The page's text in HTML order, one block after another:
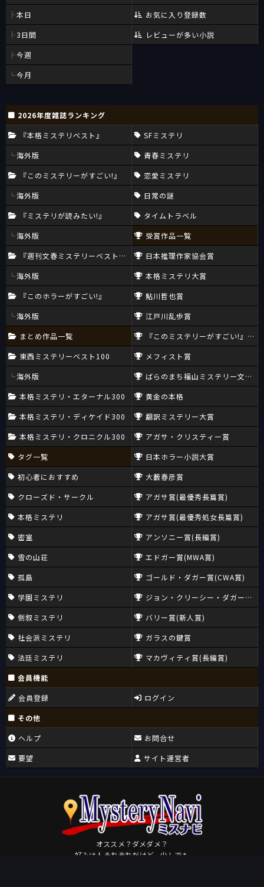
本日
3日間
今週
今月
お気に入り登録数
レビューが多い小説
2026年度雑誌ランキング
『本格ミステリベスト』
海外版
『このミステリーがすごい!』
海外版
『ミステリが読みたい!』
海外版
『週刊文春ミステリーベスト10』
海外版
『このホラーがすごい!』
海外版
まとめ作品一覧
東西ミステリーベスト100
海外版
本格ミステリ・エターナル300
本格ミステリ・ディケイド300
本格ミステリ・クロニクル300
タグ一覧
初心者におすすめ
クローズド・サークル
本格ミステリ
密室
雪の山荘
孤島
学園ミステリ
倒叙ミステリ
社会派ミステリ
法廷ミステリ
SFミステリ
青春ミステリ
恋愛ミステリ
日常の謎
タイムトラベル
受賞作品一覧
日本推理作家協会賞
本格ミステリ大賞
鮎川哲也賞
江戸川乱歩賞
『このミステリーがすごい!』大賞
メフィスト賞
ばらのまち福山ミステリー文学新
黄金の本格
翻訳ミステリー大賞
アガサ・クリスティー賞
日本ホラー小説大賞
大藪春彦賞
アガサ賞(最優秀長篇賞)
アガサ賞(最優秀処女長篇賞)
アンソニー賞(長編賞)
エドガー賞(MWA賞)
ゴールド・ダガー賞(CWA賞)
ジョン・クリーシー・ダガー賞
バリー賞(新人賞)
ガラスの鍵賞
マカヴィティ賞(長編賞)
会員機能
会員登録
ログイン
その他
ヘルプ
要望
お問合せ
サイト運営者
オススメ？ダメダメ？
好みは人それぞれだけど、少しでも